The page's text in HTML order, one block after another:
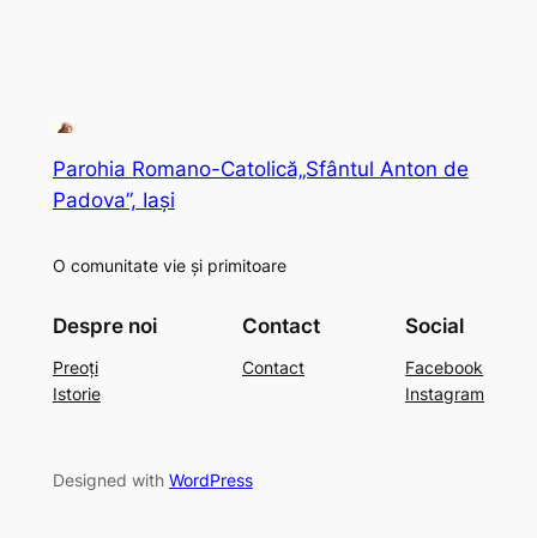
Parohia Romano-Catolică„Sfântul Anton de
Padova”, Iași
O comunitate vie și primitoare
Despre noi
Preoți
Istorie
Contact
Contact
Social
Facebook
Instagram
Designed with WordPress